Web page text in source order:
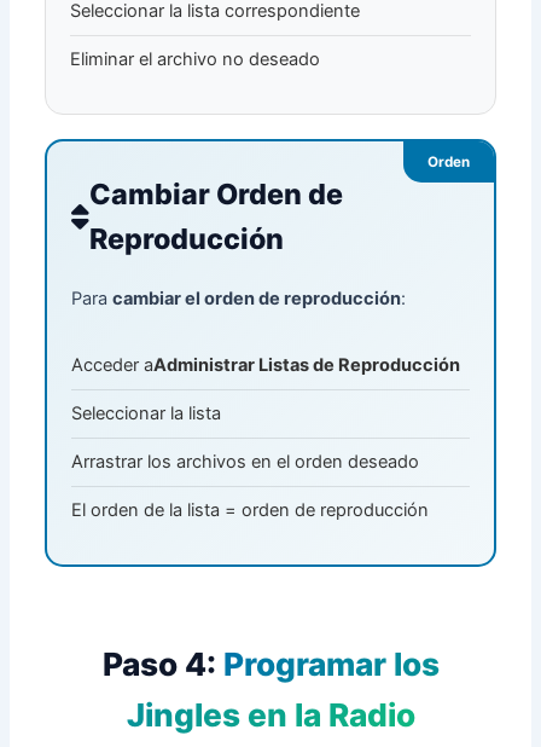
Seleccionar la lista correspondiente
Eliminar el archivo no deseado
Orden
Cambiar Orden de
Reproducción
Paracambiar el orden de reproducción:
Acceder aAdministrar Listas de Reproducción
Seleccionar la lista
Arrastrar los archivos en el orden deseado
El orden de la lista = orden de reproducción
Paso 4: Programar los
Jingles en la Radio